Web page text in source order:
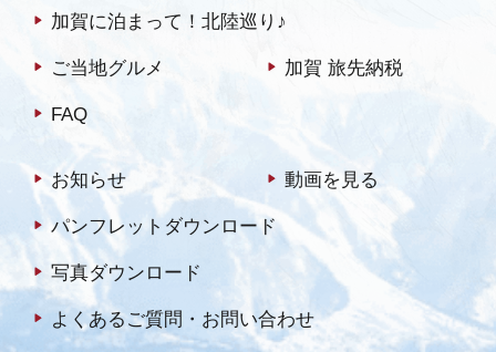
加賀に泊まって！北陸巡り♪
ご当地グルメ 加賀 旅先納税
FAQ
お知らせ 動画を見る
パンフレットダウンロード
写真ダウンロード
よくあるご質問・お問い合わせ